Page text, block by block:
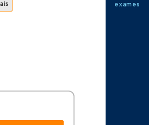
exames